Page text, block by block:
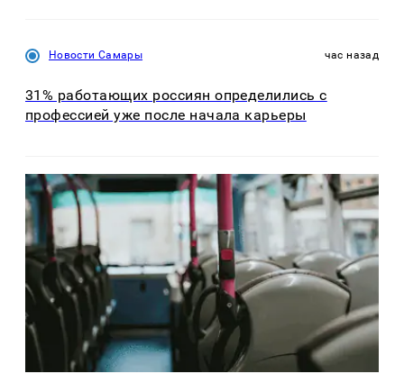
Новости Самары час назад
31% работающих россиян определились с
профессией уже после начала карьеры